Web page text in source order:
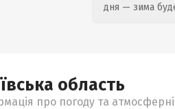
дня — зима
область
про погоду та